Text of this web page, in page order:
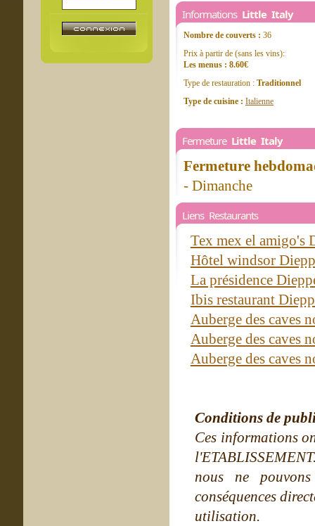
Informations Little Italy
Nombre de couverts : 36
Prix à partir de (sans les vins):
Les menus : 8.60€
Type de restauration : Traditionnel
Type de cuisine : Italienne
Fermeture Little Italy
Fermeture
- Dimanche
Liens Restaurants
Tex mex el amigo's
Hôtel windsor
La présidence
Ibis restaurant
Auberge des caves
Auberge des caves
Auberge des caves
Conditions de
Ces informations
nous ne
conséquences
utilisation.